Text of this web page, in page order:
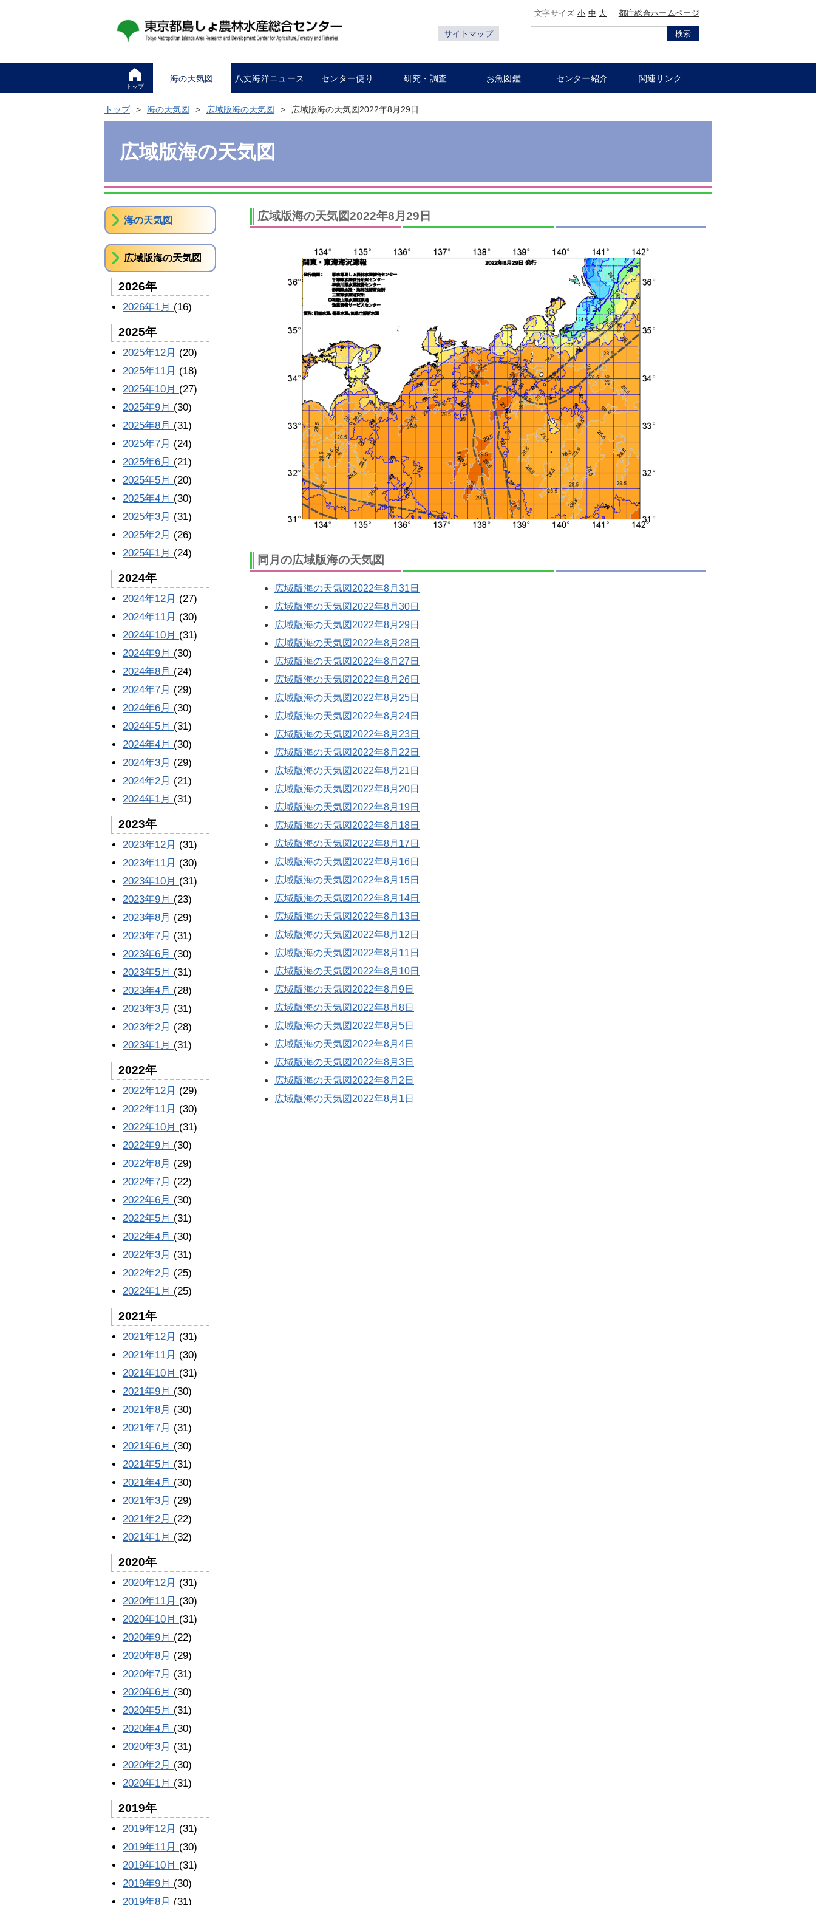
文字サイズ小 中 大 都庁総合ホームページ
サイトマップ 検索
トップ
海の天気図 八丈海洋ニュース センター便り 研究・調査 お魚図鑑 センター紹介 関連リンク
トップ 海の天気図 広域版海の天気図 広域版海の天気図2022年8月29日
広域版海の天気図
広域版海の天気図2022年8月29日
同月の広域版海の天気図
広域版海の天気図2022年8月31日
広域版海の天気図2022年8月30日
広域版海の天気図2022年8月29日
広域版海の天気図2022年8月28日
広域版海の天気図2022年8月27日
広域版海の天気図2022年8月26日
広域版海の天気図2022年8月25日
広域版海の天気図2022年8月24日
広域版海の天気図2022年8月23日
広域版海の天気図2022年8月22日
広域版海の天気図2022年8月21日
広域版海の天気図2022年8月20日
広域版海の天気図2022年8月19日
広域版海の天気図2022年8月18日
広域版海の天気図2022年8月17日
広域版海の天気図2022年8月16日
広域版海の天気図2022年8月15日
広域版海の天気図2022年8月14日
広域版海の天気図2022年8月13日
広域版海の天気図2022年8月12日
広域版海の天気図2022年8月11日
広域版海の天気図2022年8月10日
広域版海の天気図2022年8月9日
広域版海の天気図2022年8月8日
広域版海の天気図2022年8月5日
広域版海の天気図2022年8月4日
広域版海の天気図2022年8月3日
広域版海の天気図2022年8月2日
広域版海の天気図2022年8月1日
海の天気図
広域版海の天気図
2026年
2026年1月 (16)
2025年
2025年12月 (20)
2025年11月 (18)
2025年10月 (27)
2025年9月 (30)
2025年8月 (31)
2025年7月 (24)
2025年6月 (21)
2025年5月 (20)
2025年4月 (30)
2025年3月 (31)
2025年2月 (26)
2025年1月 (24)
2024年
2024年12月 (27)
2024年11月 (30)
2024年10月 (31)
2024年9月 (30)
2024年8月 (24)
2024年7月 (29)
2024年6月 (30)
2024年5月 (31)
2024年4月 (30)
2024年3月 (29)
2024年2月 (21)
2024年1月 (31)
2023年
2023年12月 (31)
2023年11月 (30)
2023年10月 (31)
2023年9月 (23)
2023年8月 (29)
2023年7月 (31)
2023年6月 (30)
2023年5月 (31)
2023年4月 (28)
2023年3月 (31)
2023年2月 (28)
2023年1月 (31)
2022年
2022年12月 (29)
2022年11月 (30)
2022年10月 (31)
2022年9月 (30)
2022年8月 (29)
2022年7月 (22)
2022年6月 (30)
2022年5月 (31)
2022年4月 (30)
2022年3月 (31)
2022年2月 (25)
2022年1月 (25)
2021年
2021年12月 (31)
2021年11月 (30)
2021年10月 (31)
2021年9月 (30)
2021年8月 (30)
2021年7月 (31)
2021年6月 (30)
2021年5月 (31)
2021年4月 (30)
2021年3月 (29)
2021年2月 (22)
2021年1月 (32)
2020年
2020年12月 (31)
2020年11月 (30)
2020年10月 (31)
2020年9月 (22)
2020年8月 (29)
2020年7月 (31)
2020年6月 (30)
2020年5月 (31)
2020年4月 (30)
2020年3月 (31)
2020年2月 (30)
2020年1月 (31)
2019年
2019年12月 (31)
2019年11月 (30)
2019年10月 (31)
2019年9月 (30)
2019年8月 (31)